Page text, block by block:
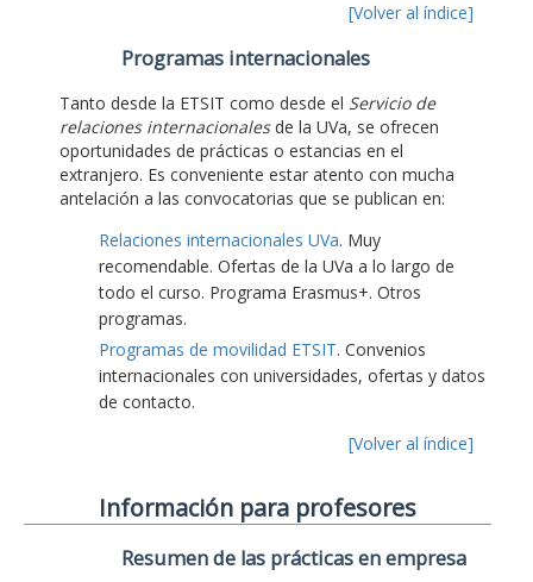
[Volver al índice]
Programas internacionales
Tanto desde la ETSIT como desde el Servicio de
relaciones internacionalesde la UVa, se ofrecen
oportunidades de prácticas o estancias en el
extranjero. Es conveniente estar atento con mucha
antelación a las convocatorias que se publican en:
Relaciones internacionales UVa. Muy
recomendable. Ofertas de la UVa a lo largo de
todo el curso. Programa Erasmus+. Otros
programas.
Programas de movilidad ETSIT. Convenios
internacionales con universidades, ofertas y datos
de contacto.
[Volver al índice]
Información para profesores
Resumen de las prácticas en empresa